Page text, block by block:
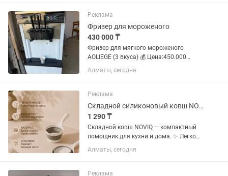
Реклама
Фризер для мороженого
430 000 ₸
Фризер для мягкого мороженого
AOLIEGE (3 вкуса) 💰 Цена:450.000
(небольшой торг) Продам
профессиональный фризер для
Работал всего один неполный сезон. ✅
Полностью...
Алматы, сегодня
Реклама
Складной силиконовый ковш NOVIQ для кухни
1 290 ₸
Складной ковш NOVIQ — компактный
помощник для кухни и дома. ✨ Легко
складывается и не занимает много
места ✨ Прочный пластиковый корпус
✨ Удобная ручка ✨ Подходит...
Алматы, сегодня
Реклама